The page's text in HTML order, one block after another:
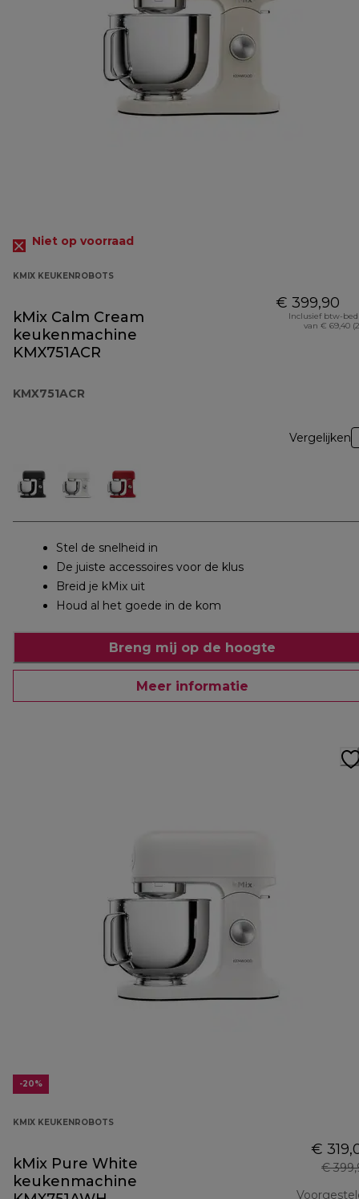
Niet op voorraad
KMIX KEUKENROBOTS
kMix Calm Cream
keukenmachine
KMX751ACR
KMX751ACR
€ 399,90
Inclusief btw-
van € 69,40
Vergelijken
Stel de snelheid in
De juiste accessoires voor de klus
Breid je kMix uit
Houd al het goede in de kom
Breng mij op de hoogte
Meer informatie
-20%
KMIX KEUKENROBOTS
kMix Pure White
keukenmachine
€
€